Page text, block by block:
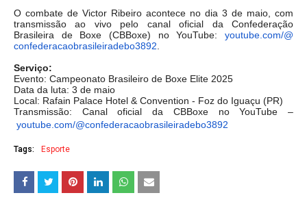
O combate de Victor Ribeiro acontece no dia 3 de maio, com
transmissão ao vivo pelo canal oficial da Confederação
Brasileira de Boxe (CBBoxe) no YouTube: youtube.com/@
confederacaobrasileiradebo3892
Serviço:
Evento: Campeonato Brasileiro de Boxe Elite 2025
Data da luta: 3 de maio
Local: Rafain Palace Hotel & Convention - Foz do Iguaçu (PR)
Transmissão: Canal oficial da CBBoxe no YouTube –
youtube.com/@confederacaobrasileiradebo3892
Tags: Esporte